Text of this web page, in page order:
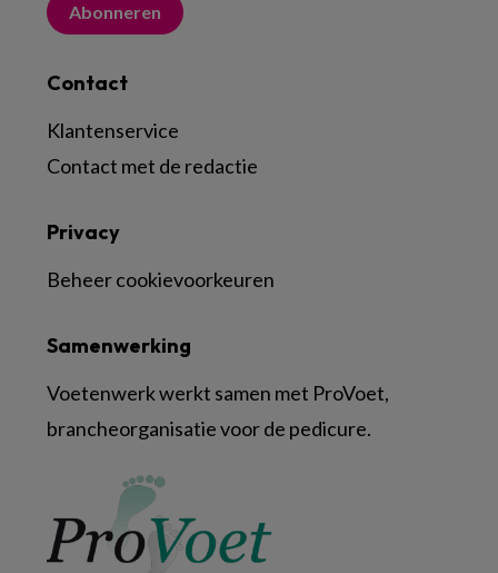
Abonneren
Contact
Klantenservice
Contact met de redactie
Samenwerking
Voetenwerk werkt samen met ProVoet,
brancheorganisatie voor de pedicure.
Privacy
Beheer cookievoorkeuren